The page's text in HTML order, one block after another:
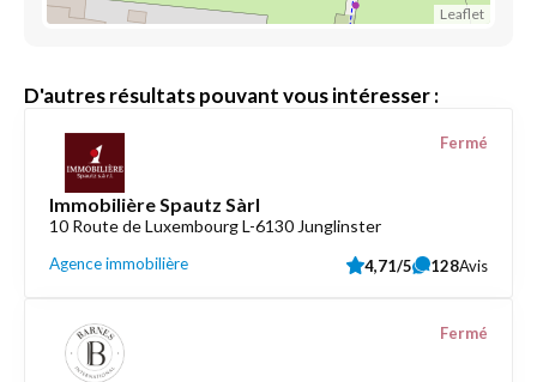
Leaflet
D'autres résultats pouvant vous intéresser :
Immobilière Spautz Sàrl
10 Route de Luxembourg L-6130 Junglinster
Agence immobilière
Fermé
4,71/5 128Avis
Fermé